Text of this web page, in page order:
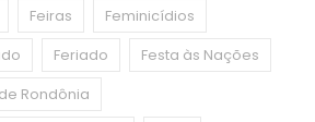
Feiras
Feminicídios
Feriado
Festa às Nações
Rondônia